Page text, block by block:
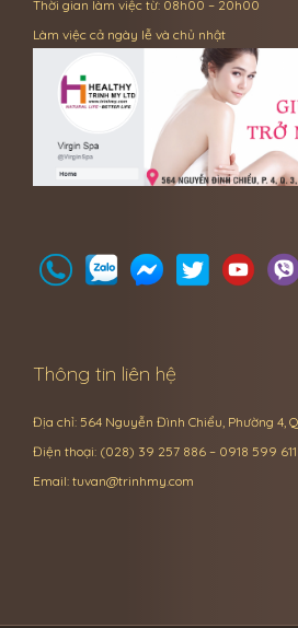
Thời gian làm việc từ: 08h00 – 20h00
Làm việc cả ngày lễ và chủ nhật
Thông tin liên hệ
Địa chỉ: 564 Nguyễn Đình Chiểu, Phường 4,
Điện thoại: (028) 39 257 886 – 0918 599 611
Email: tuvan@trinhmy.com